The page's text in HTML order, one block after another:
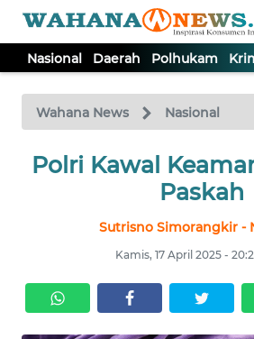
Nasional Daerah Polhukam
Wahana News Nasional
Polri Kawal
Paskah
Sutrisno Simorangkir -
Kamis, 17 April 2025 -
TV
Tutup
NASIONAL
KRIMINAL